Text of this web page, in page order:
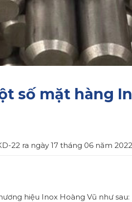
số mặt hàng
22 ra ngày 17 tháng 06 năm 2022
hiệu Inox Hoàng Vũ như sau: